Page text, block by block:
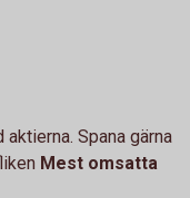
Spana gärna
Mest omsatta